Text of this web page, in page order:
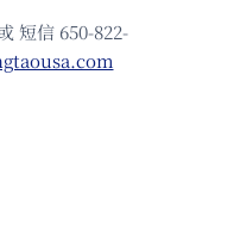
短信 650-822-